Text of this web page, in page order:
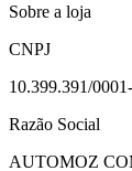
Sobre a loja
CNPJ
10.399.391/
Razão Social
AUTOMOZ